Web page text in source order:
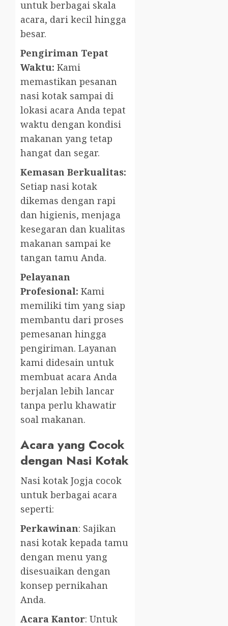
untuk berbagai skala
acara, dari kecil hingga
besar.
Pengiriman Tepat
Waktu: Kami
memastikan pesanan
nasi kotak sampai di
lokasi acara Anda tepat
waktu dengan kondisi
makanan yang tetap
hangat dan segar.
Kemasan Berkualitas:
Setiap nasi kotak
dikemas dengan rapi
dan higienis, menjaga
kesegaran dan kualitas
makanan sampai ke
tangan tamu Anda.
Pelayanan
Profesional: Kami
memiliki tim yang siap
membantu dari proses
pemesanan hingga
pengiriman. Layanan
kami didesain untuk
membuat acara Anda
berjalan lebih lancar
tanpa perlu khawatir
soal makanan.
Acara yang Cocok
dengan Nasi Kotak
Nasi kotak Jogja cocok
untuk berbagai acara
seperti:
Perkawinan: Sajikan
nasi kotak kepada tamu
dengan menu yang
disesuaikan dengan
konsep pernikahan
Anda.
Acara Kantor: Untuk